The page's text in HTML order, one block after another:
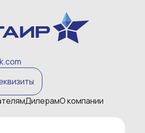
ДилерамО компании